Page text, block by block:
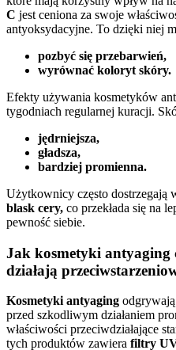
C jest ceniona za swoje
antyoksydacyjne. To dzięki niej
pozbyć się przebarwień,
wyrównać koloryt skóry.
Efekty używania kosmetyków
tygodniach regularnej kuracji.
jędrniejsza,
gładsza,
bardziej promienna.
Użytkownicy często dostrzegają
blask cery, co przekłada się na
pewność siebie.
Jak kosmetyki antyaging
działają
Kosmetyki antyaging
przed szkodliwym działaniem
właściwości przeciwdziałające
tych produktów zawiera filtry